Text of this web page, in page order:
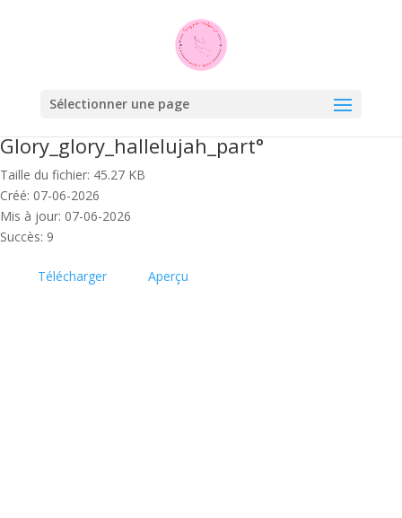
Sélectionner une page
Glory_glory_hallelujah_part°
Taille du fichier: 45.27 KB
Créé: 07-06-2026
Mis à jour: 07-06-2026
Succès: 9
Télécharger Aperçu